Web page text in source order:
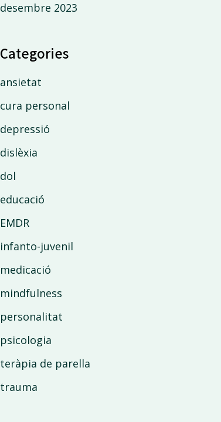
desembre 2023
Categories
ansietat
cura personal
depressió
dislèxia
dol
educació
EMDR
infanto-juvenil
medicació
mindfulness
personalitat
psicologia
teràpia de parella
trauma